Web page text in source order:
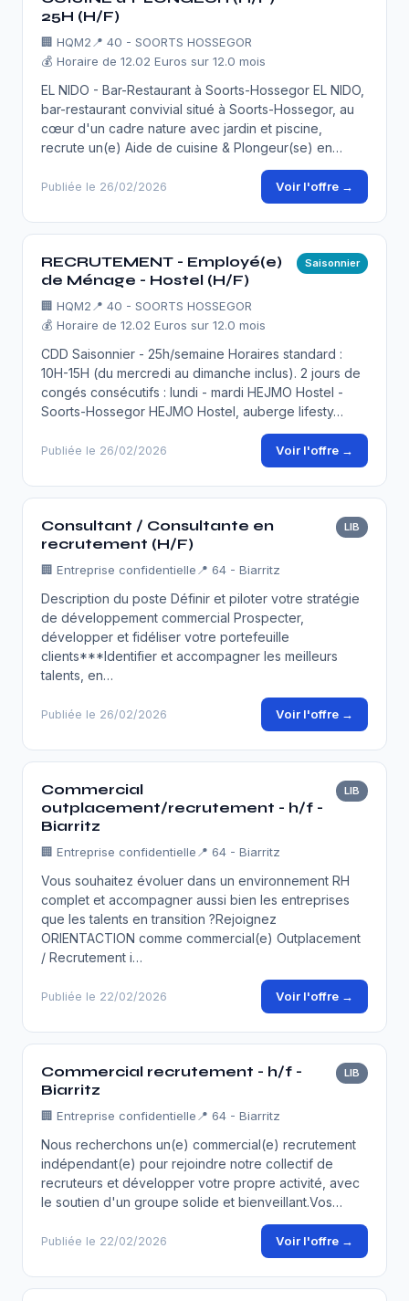
25H (H/F)
🏢 HQM2 📍 40 - SOORTS HOSSEGOR
💰 Horaire de 12.02 Euros sur 12.0 mois
EL NIDO - Bar-Restaurant à Soorts-Hossegor EL NIDO,
bar-restaurant convivial situé à Soorts-Hossegor, au
cœur d'un cadre nature avec jardin et piscine,
recrute un(e) Aide de cuisine & Plongeur(se) en…
Publiée le 26/02/2026 Voir l'offre →
RECRUTEMENT - Employé(e)
de Ménage - Hostel (H/F)
Saisonnier
🏢 HQM2 📍 40 - SOORTS HOSSEGOR
💰 Horaire de 12.02 Euros sur 12.0 mois
CDD Saisonnier - 25h/semaine Horaires standard :
10H-15H (du mercredi au dimanche inclus). 2 jours de
congés consécutifs : lundi - mardi HEJMO Hostel -
Soorts-Hossegor HEJMO Hostel, auberge lifesty…
Publiée le 26/02/2026 Voir l'offre →
Consultant / Consultante en
recrutement (H/F)
LIB
🏢 Entreprise confidentielle 📍 64 - Biarritz
Description du poste Définir et piloter votre stratégie
de développement commercial Prospecter,
développer et fidéliser votre portefeuille
clients***Identifier et accompagner les meilleurs
talents, en…
Publiée le 26/02/2026 Voir l'offre →
Commercial
outplacement/recrutement - h/f -
Biarritz
LIB
🏢 Entreprise confidentielle 📍 64 - Biarritz
Vous souhaitez évoluer dans un environnement RH
complet et accompagner aussi bien les entreprises
que les talents en transition ?Rejoignez
ORIENTACTION comme commercial(e) Outplacement
/ Recrutement i…
Publiée le 22/02/2026 Voir l'offre →
Commercial recrutement - h/f -
Biarritz
LIB
🏢 Entreprise confidentielle 📍 64 - Biarritz
Nous recherchons un(e) commercial(e) recrutement
indépendant(e) pour rejoindre notre collectif de
recruteurs et développer votre propre activité, avec
le soutien d'un groupe solide et bienveillant.Vos…
Publiée le 22/02/2026 Voir l'offre →